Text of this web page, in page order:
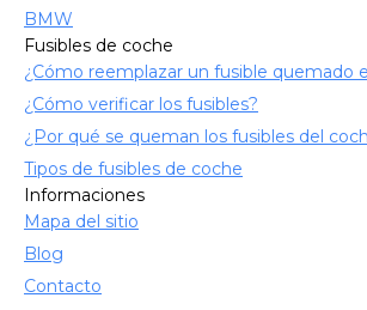
BMW
Fusibles de coche
¿Cómo reemplazar un fusible quemado
¿Cómo verificar los fusibles?
¿Por qué se queman los fusibles del
Tipos de fusibles de coche
Informaciones
Mapa del sitio
Blog
Contacto